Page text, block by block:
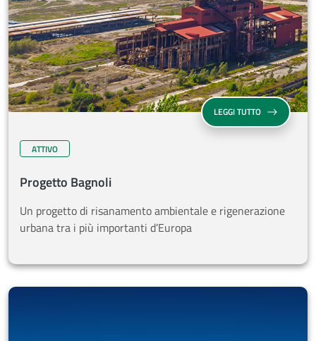
LEGGI TUTTOSU PROGETTO
ATTIVO
Progetto Bagnoli
Un progetto di risanamento ambientale e rigenerazione
urbana tra i più importanti d’Europa